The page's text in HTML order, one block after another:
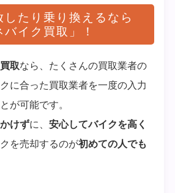
したり乗り換えるなら
バイク買取」！
取なら、たくさんの買取業者の
に合った買取業者を一度の入力
が可能です。
けずに、安心してバイクを高く
を売却するのが初めての人でも